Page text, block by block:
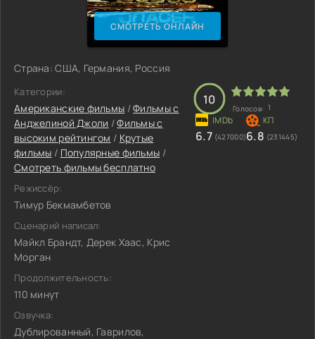
СМОТРЕТЬ ОНЛАЙН
Страна: США, Германия, Россия
Категории:
Американские фильмы /Фильмы с
Анджелиной Джоли /Фильмы с
высоким рейтингом / Крутые
фильмы / Популярные фильмы /
Смотреть фильмы бесплатно
Режиссёр:
Тимур Бекмамбетов
Сценарий написал:
Майкл Брандт, Дерек Хаас, Крис
Морган
Продолжительность:
110 минут
Озвучка:
Дублированный, Гаврилов,
10
Голосов: 1
6.7 (427000)6.8 (231445)